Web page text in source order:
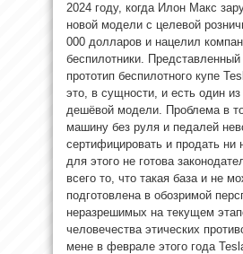
2024 году, когда Илон Макс
новой модели с целевой
000 долларов и нацелил
беспилотники.
прототип беспилотного купе
это, в сущности, и есть один из
дешёвой модели. Проблема в
машину без руля и педалей
сертифицировать и продать ни
для этого не готова
всего то, что такая база и не
подготовлена в обозримой
неразрешимых на текущем
человечества этических
мене в феврале этого года